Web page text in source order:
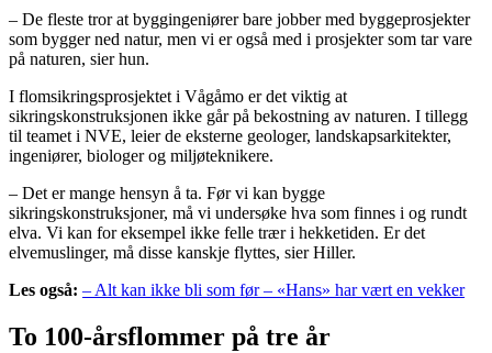
– De fleste tror at byggingeniører bare jobber med byggeprosjekter
som bygger ned natur, men vi er også med i prosjekter som tar vare
på naturen, sier hun.
I flomsikringsprosjektet i Vågåmo er det viktig at
sikringskonstruksjonen ikke går på bekostning av naturen. I tillegg
til teamet i NVE, leier de eksterne geologer, landskapsarkitekter,
ingeniører, biologer og miljøteknikere.
– Det er mange hensyn å ta. Før vi kan bygge
sikringskonstruksjoner, må vi undersøke hva som finnes i og rundt
elva. Vi kan for eksempel ikke felle trær i hekketiden. Er det
elvemuslinger, må disse kanskje flyttes, sier Hiller.
Les også: – Alt kan ikke bli som før – «Hans» har vært en vekker
To 100-årsflommer på tre år